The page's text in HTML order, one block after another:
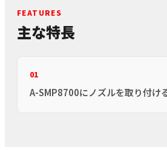
FEATURES
主な特長
01
A-SMP8700にノズルを取り付け